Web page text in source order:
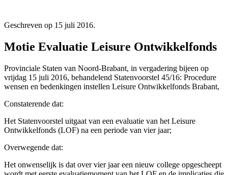
Geschreven op 15 juli 2016.
Motie Evaluatie Leisure Ontwikkelfonds
Provinciale Staten van Noord-Brabant, in vergadering bijeen op
vrijdag 15 juli 2016, behandelend Statenvoorstel 45/16: Procedure
wensen en bedenkingen instellen Leisure Ontwikkelfonds Brabant,
Constaterende dat:
Het Statenvoorstel uitgaat van een evaluatie van het Leisure
Ontwikkelfonds (LOF) na een periode van vier jaar;
Overwegende dat:
Het onwenselijk is dat over vier jaar een nieuw college opgescheept